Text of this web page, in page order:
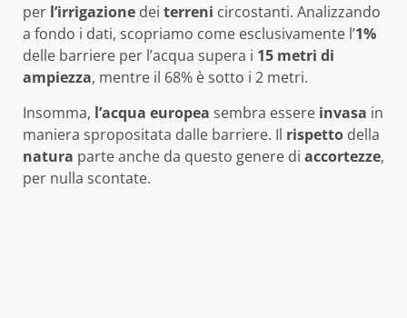
per l’irrigazione dei terreni circostanti. Analizzando
a fondo i dati, scopriamo come esclusivamente l’1%
delle barriere per l’acqua supera i 15 metri di
ampiezza, mentre il 68% è sotto i 2 metri.
Insomma, l’acqua europea sembra essere invasa in
maniera spropositata dalle barriere. Il rispetto della
natura parte anche da questo genere di accortezze,
per nulla scontate.